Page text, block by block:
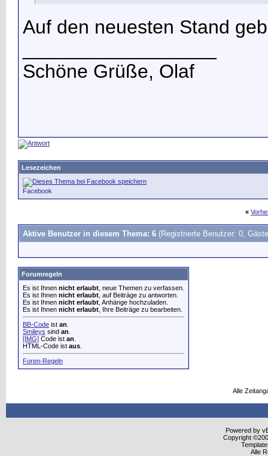
Auf den neuesten Stand
Schöne Grüße, Olaf
Lesezeichen
Facebook
«
Aktive Benutzer in diesem Thema: 6 (Registrierte Benutzer: 0,
Forumregeln
Es ist Ihnen nicht erlaubt , neue Themen zu verfassen.
Es ist Ihnen nicht erlaubt , auf Beiträge zu antworten.
Es ist Ihnen nicht erlaubt , Anhänge hochzuladen.
Es ist Ihnen nicht erlaubt , Ihre Beiträge zu bearbeiten.
BB-Code ist an
Smileys sind an
[IMG] Code ist an
HTML-Code ist aus
Foren-Regeln
Alle
Powered by
Copyright
Alle